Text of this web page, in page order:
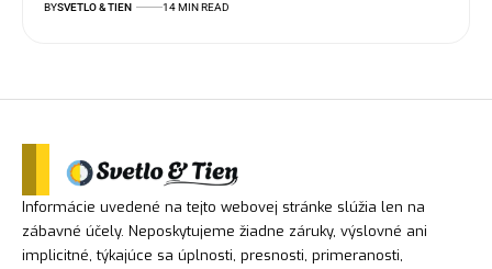
BYSVETLO & TIEN 14 MIN READ
Informácie uvedené na tejto webovej stránke slúžia len na
zábavné účely. Neposkytujeme žiadne záruky, výslovné ani
implicitné, týkajúce sa úplnosti, presnosti, primeranosti,